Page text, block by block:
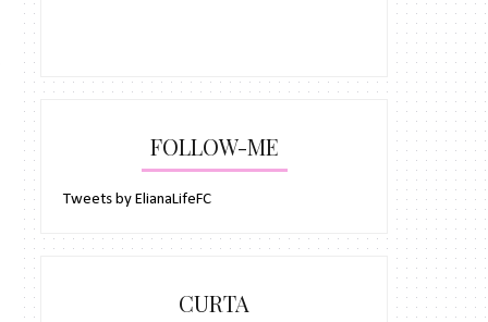
FOLLOW-ME
Tweets by ElianaLifeFC
CURTA